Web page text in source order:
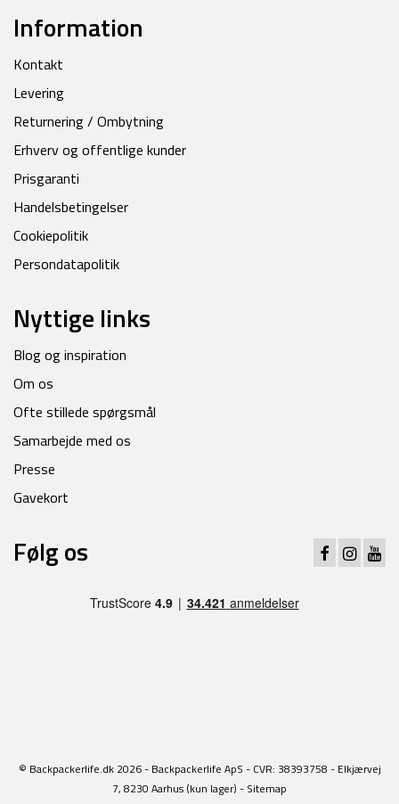
Information
Kontakt
Levering
Returnering / Ombytning
Erhverv og offentlige kunder
Prisgaranti
Handelsbetingelser
Cookiepolitik
Persondatapolitik
Nyttige links
Blog og inspiration
Om os
Ofte stillede spørgsmål
Samarbejde med os
Presse
Gavekort
Følg os
© Backpackerlife.dk 2026 - Backpackerlife ApS - CVR: 38393758 - Elkjærvej
7, 8230 Aarhus (kun lager) - Sitemap